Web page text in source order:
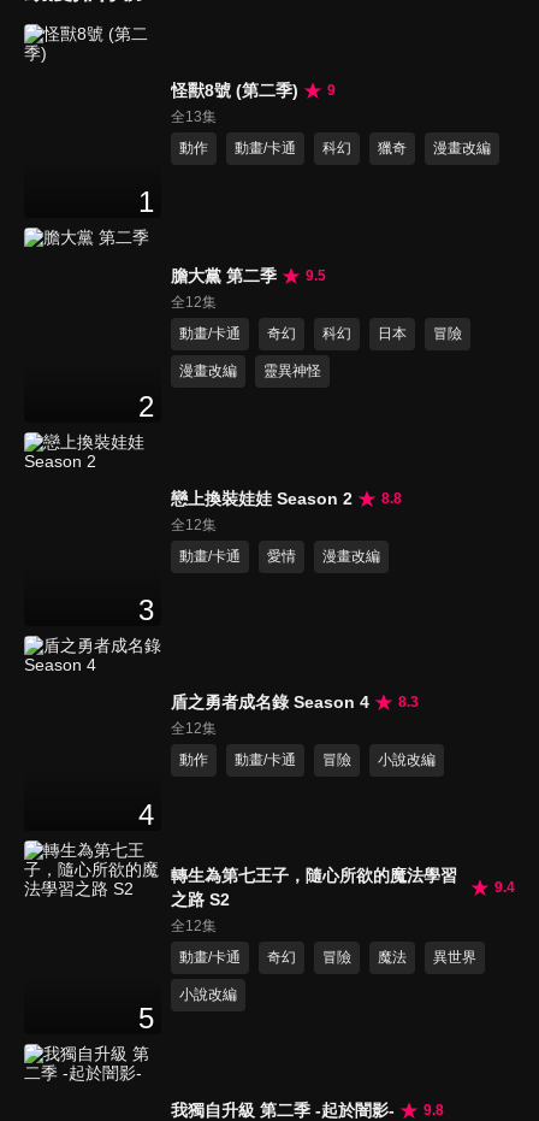
1
怪獸8號 (第二季)
9
全13集
動作
動畫/卡通 科幻 獵奇 漫畫改編
2
膽大黨 第二季
9.5
全12集
動畫/卡通
奇幻 科幻 日本 冒險
漫畫改編 靈異神怪
3
戀上換裝娃娃 Season 2
8.8
全12集
動畫/卡通
愛情 漫畫改編
4
盾之勇者成名錄 Season 4
8.3
全12集
動作
動畫/卡通 冒險 小說改編
5
轉生為第七王子，隨心所欲的魔法學習
之路 S2
9.4
全12集
動畫/卡通
奇幻 冒險 魔法 異世界
小說改編
我獨自升級 第二季 -起於闇影-
9.8